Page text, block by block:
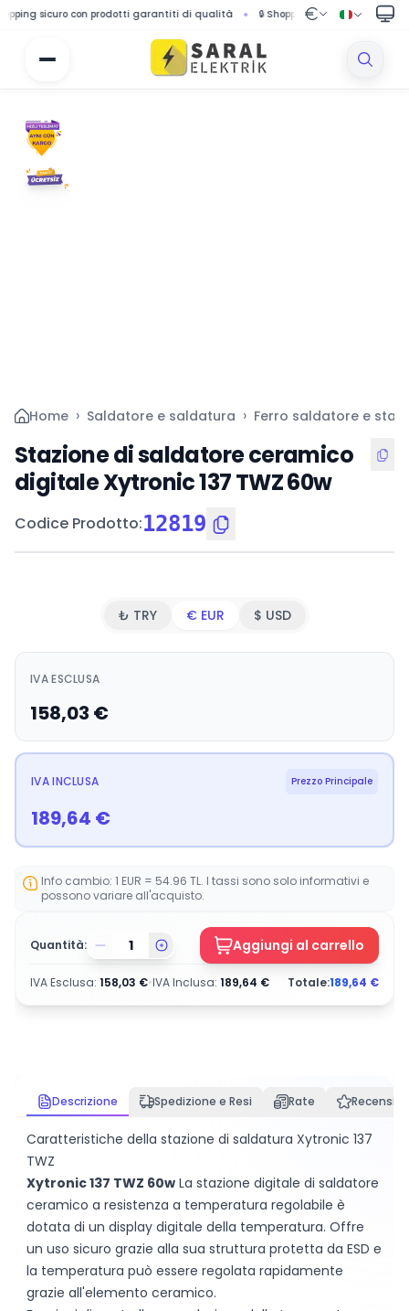
sicuro con prodotti garantiti di qualità 🔒 Shopping protetto con sistema di
Home › Saldatore e saldatura › Ferro saldatore e
Stazione di saldatore ceramico
digitale Xytronic 137 TWZ 60w
Codice Prodotto:12819
₺ TRY € EUR $ USD
IVA ESCLUSA
158,03 €
IVA INCLUSA Prezzo Principale
189,64 €
Info cambio: 1 EUR = 54.96 TL. I tassi sono solo informativi e
possono variare all'acquisto.
Quantità: Aggiungi al carrello
IVA Esclusa: 158,03 €•IVA Inclusa: 189,64 € Totale:189,64 €
Descrizione Spedizione e Resi Rate
Caratteristiche della stazione di saldatura Xytronic 137
TWZ
Xytronic 137 TWZ 60w La stazione digitale di saldatore
ceramico a resistenza a temperatura regolabile è
dotata di un display digitale della temperatura. Offre
un uso sicuro grazie alla sua struttura protetta da ESD e
la temperatura può essere regolata rapidamente
grazie all'elemento ceramico.